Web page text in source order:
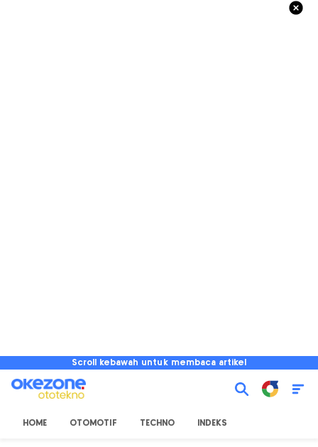
Scroll kebawah untuk membaca artikel
HOME OTOMOTIF TECHNO INDEKS